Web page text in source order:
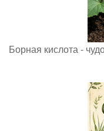
Борная кислота -